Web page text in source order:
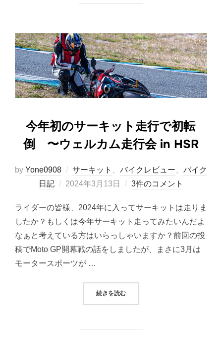
今年初のサーキット走行で初転
倒 〜ウェルカム走行会 in HSR
by Yone0908 サーキット バイクレビュー
バイク
日記
投
日:
2024年3月13日 3件のコメント
ライダーの皆様、2024年に入ってサーキットは走りま
したか？もしくは今年サーキット走ってみたいんだよ
なぁと考えている方はいらっしゃいますか？前回の投
稿でMoto GP開幕戦の話をしましたが、まさに3月は
モータースポーツが …
続きを読む“今年初のサーキット走行で初転